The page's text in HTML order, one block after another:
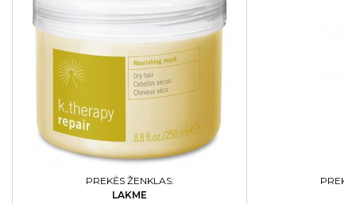
PREKĖS ŽENKLAS:
LAKME